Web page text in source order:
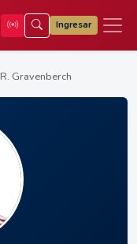
Ingresar
R. Gravenberch